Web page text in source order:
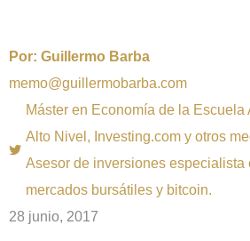
Por: Guillermo Barba
memo@guillermobarba.com
Máster en Economía de la Escuela
Alto Nivel, Investing.com y otros
Asesor de inversiones especialista
mercados bursátiles y bitcoin.
28 junio, 2017